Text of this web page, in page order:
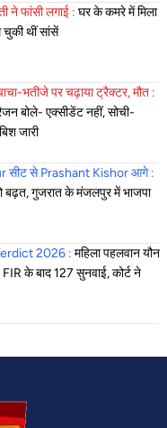
ने फांसी लगाई : घर के कमरे में मिला
थीं सांसें
भतीजे पर चढ़ाया ट्रैक्टर, मौत :
बोले- एक्सीडेंट नहीं, सोची-
जारी
सीट से Prashant Kishor आगे :
बढ़त, गुजरात के मंजलपुर में भाजपा
2026 : महिला पहलवान यौन
के बाद 127 सुनवाई, कोर्ट ने